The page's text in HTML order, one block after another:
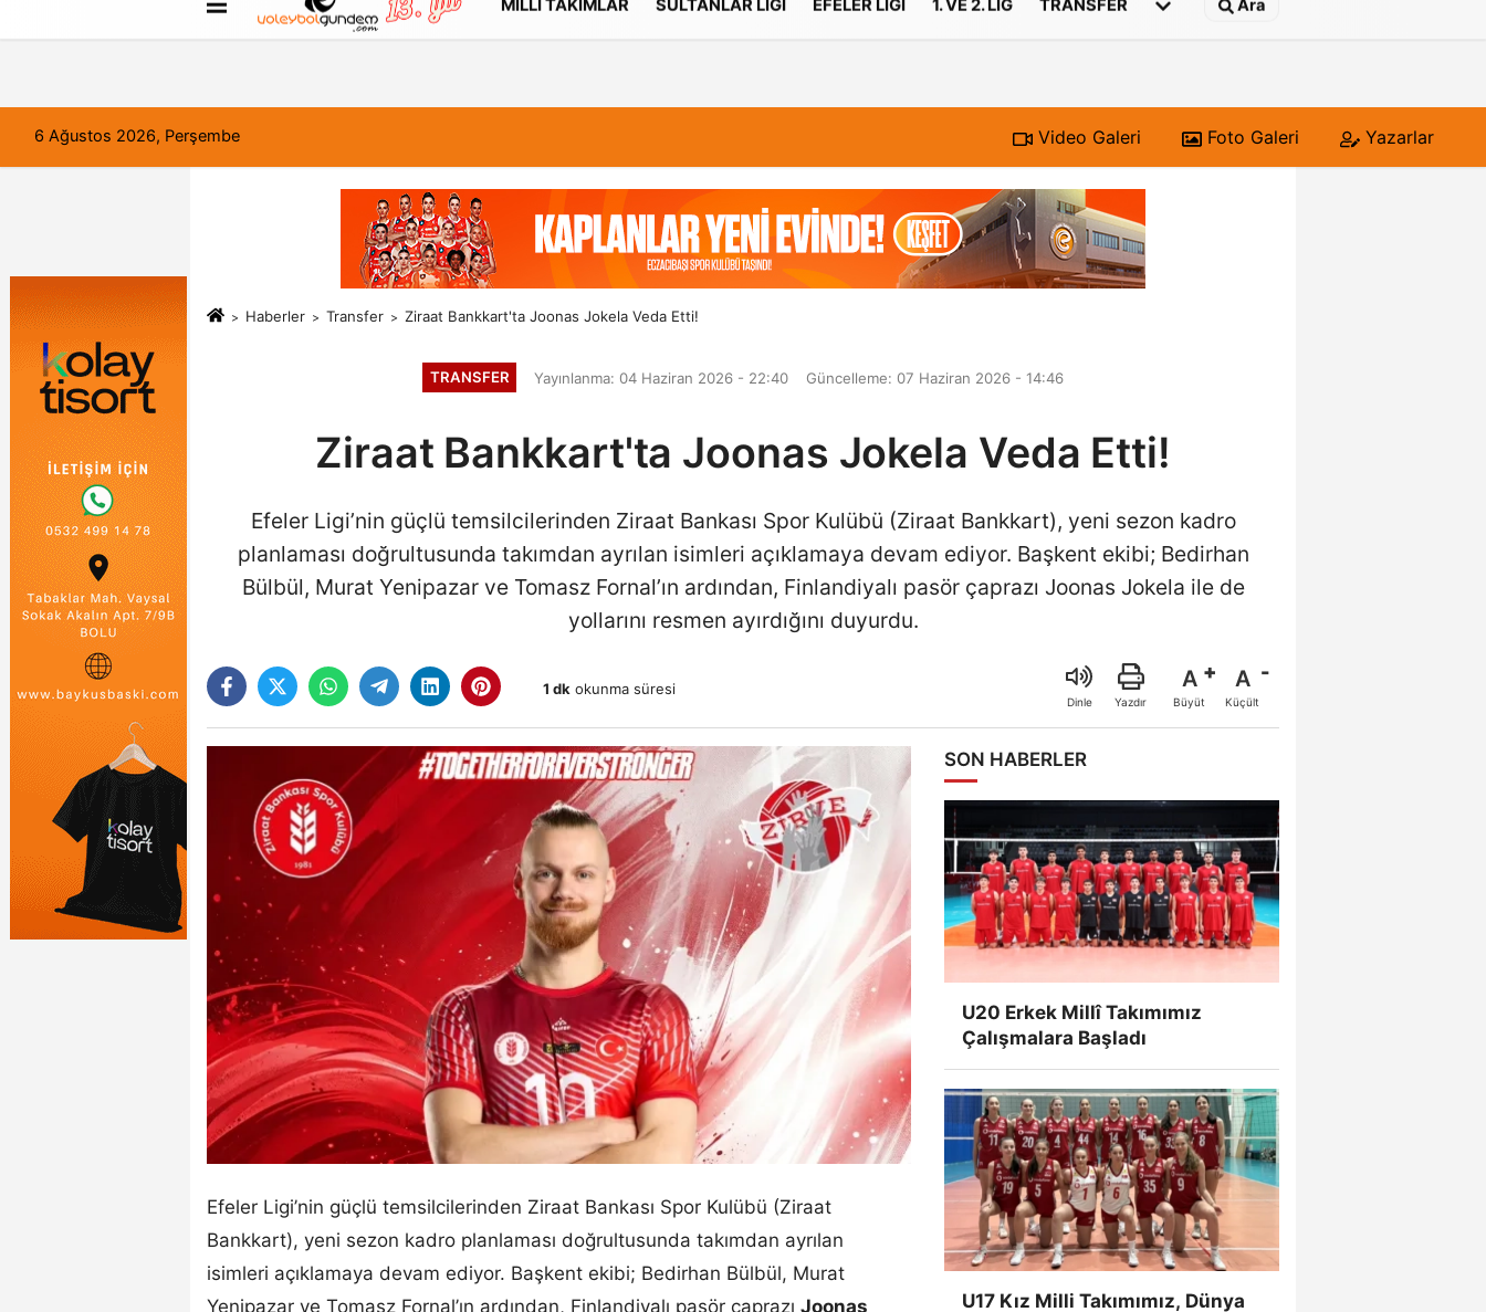
FORUM Haber Gönder Künye
MILLI TAKIMLAR SULTANLAR LIGI EFELER LIGI 1. VE 2. LIG TRANSFER Ara
6 Ağustos 2026, Perşembe Video Galeri Foto Galeri Yazarlar
Haberler Transfer Ziraat Bankkart'ta Joonas Jokela Veda Etti!
TRANSFER Yayınlanma: 04 Haziran 2026 - 22:40 Güncelleme: 07 Haziran 2026 - 14:46
Ziraat Bankkart'ta Joonas Jokela Veda Etti!
Efeler Ligi’nin güçlü temsilcilerinden Ziraat Bankası Spor Kulübü (Ziraat Bankkart), yeni sezon kadro
planlaması doğrultusunda takımdan ayrılan isimleri açıklamaya devam ediyor. Başkent ekibi; Bedirhan
Bülbül, Murat Yenipazar ve Tomasz Fornal’ın ardından, Finlandiyalı pasör çaprazı Joonas Jokela ile de
yollarını resmen ayırdığını duyurdu.
1 dk okunma süresi
Dinle Yazdır
A
Büyüt
A
Küçült
Efeler Ligi’nin güçlü temsilcilerinden Ziraat Bankası Spor Kulübü (Ziraat
Bankkart), yeni sezon kadro planlaması doğrultusunda takımdan ayrılan
isimleri açıklamaya devam ediyor. Başkent ekibi; Bedirhan Bülbül, Murat
Yenipazar ve Tomasz Fornal’ın ardından, Finlandiyalı pasör çaprazı Joonas
SON HABERLER
U20 Erkek Millî Takımımız
Çalışmalara Başladı
U17 Kız Milli Takımımız, Dünya